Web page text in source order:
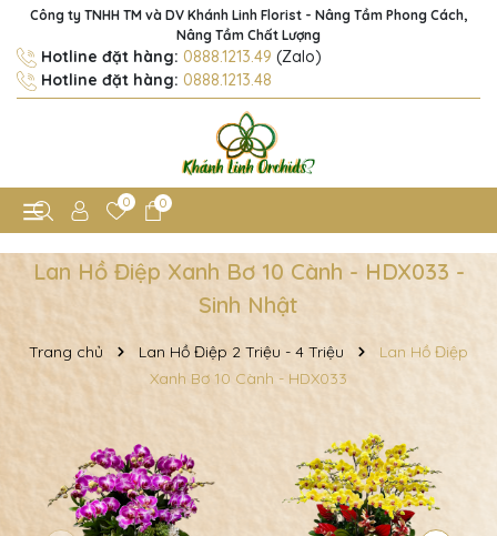
Công ty TNHH TM và DV Khánh Linh Florist - Nâng Tầm Phong Cách,
Nâng Tầm Chất Lượng
Hotline đặt hàng: 0888.1213.49 (Zalo)
Hotline đặt hàng: 0888.1213.48
0 0
Lan Hồ Điệp Xanh Bơ 10 Cành - HDX033 -
Sinh Nhật
Trang chủ Lan Hồ Điệp 2 Triệu - 4 Triệu
Lan Hồ Điệp
Xanh Bơ 10 Cành - HDX033